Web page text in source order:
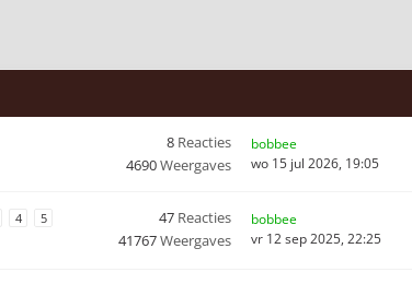
8 Reacties
4690Weergaves
bobbee
wo 15 jul 2026, 19:05
4 5 47 Reacties
41767Weergaves
bobbee
vr 12 sep 2025, 22:25